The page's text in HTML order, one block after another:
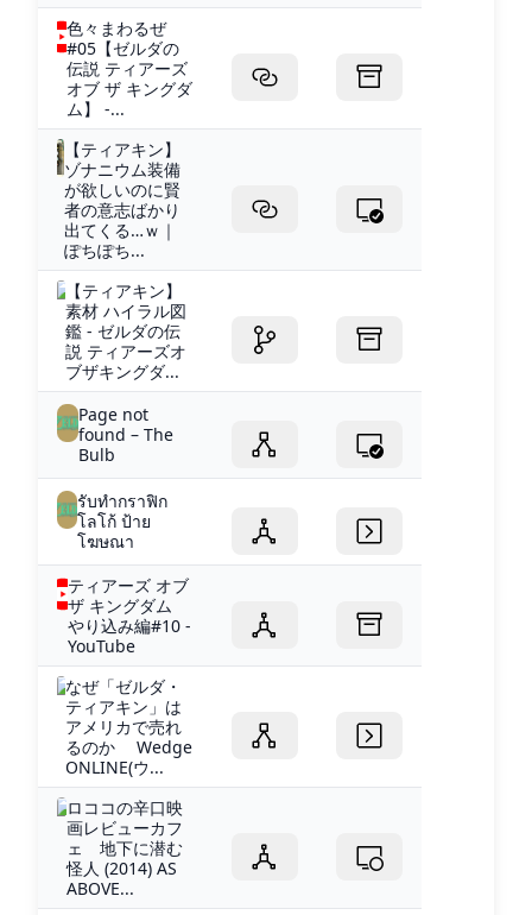
色々まわるぜ
#05【ゼルダの
伝説 ティアーズ
オブ ザ キングダ
ム】 -...
【ティアキン】
ゾナニウム装備
が欲しいのに賢
者の意志ばかり
出てくる…ｗ｜
ぽちぽち...
【ティアキン】
素材 ハイラル図
鑑 - ゼルダの伝
説 ティアーズオ
ブザキングダ...
Page not
found – The
Bulb
รับทำกราฟิก
โลโก้ ป้าย
โฆษณา
ティアーズ オブ
ザ キングダム
やり込み編#10 -
YouTube
なぜ「ゼルダ・
ティアキン」は
アメリカで売れ
るのか Wedge
ONLINE(ウ...
ロココの辛口映
画レビューカフ
ェ 地下に潜む
怪人 (2014) AS
ABOVE...